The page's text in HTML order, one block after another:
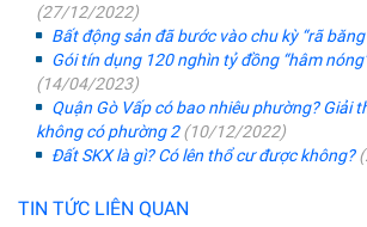
(27/12/2022)
Bất động sản đã bước vào chu kỳ “rã
Gói tín dụng 120 nghìn tỷ đồng “hâm
(14/04/2023)
Quận Gò Vấp có bao nhiêu phường? Giải
không có phường 2(10/12/2022)
Đất SKX là gì? Có lên thổ cư được không?
TIN TỨC LIÊN QUAN